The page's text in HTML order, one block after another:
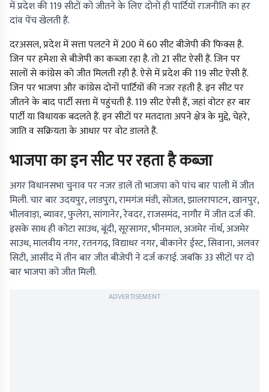
में प्रदेश की 119 सीटों को जीतने के लिए दोनों ही पार्टियों राजनीति का हर
दांव पेंच खेलती हैं.
दरअसल, प्रदेश में सत्ता पलटने में 200 में 60 सीट बीजेपी की फिक्स है.
जिन पर हमेशा से बीजेपी का कब्जा रहा है. तो 21 सीट ऐसी हैं. जिन पर
सालों से कांग्रेस को जीत मिलती रही है. ऐसे में प्रदेश की 119 सीट ऐसी हैं.
जिन पर भाजपा और कांग्रेस दोनों पार्टियों की नजर रहती है. इन सीट पर
जीतने के बाद पार्टी सत्ता में पहुंचती है. 119 सीट ऐसी हैं, जहां वोटर हर बार
पार्टी या विधायक बदलते हैं. इन सीटों पर मतदाता अपने क्षेत्र के मुद्दे, चेहरे,
जाति व सक्रियता के आधार पर वोट डालते हैं.
भाजपा का इन सीट पर रहता है कब्जा
अगर विधानसभा चुनाव पर नजर डालें तो भाजपा को पांच बार पाली में जीत
मिली. चार बार उदयपुर, लाडपुरा, रामगंज मंडी, सोजत, झालरापाटन, खानपुर,
भीलवाड़ा, ब्यावर, फुलेरा, सांगानेर, रेवदर, राजसमंद, नागौर में जीत दर्ज की.
इसके साथ ही कोटा साउथ, बूंदी, सूरसागर, भीनमाल, अजमेर नॉर्थ, अजमेर
साउथ, मालवीय नगर, रतनगढ़, विद्याधर नगर, बीकानेर ईस्ट, सिवाना, अलवर
सिटी, आसींद में तीन बार जीत बीजेपी ने दर्ज कराई. जबकि 33 सीटों पर दो
बार भाजपा को जीत मिली.
ADVERTISEMENT